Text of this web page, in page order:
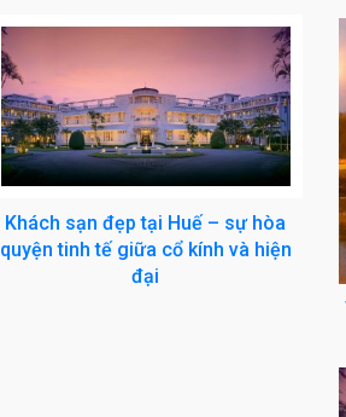
Khách sạn đẹp tại Huế – sự hòa
quyện tinh tế giữa cổ kính và hiện
đại